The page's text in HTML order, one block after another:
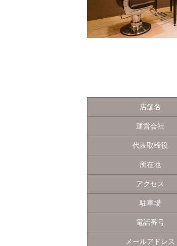
店舗名
運営会社
代表取締役
所在地
アクセス
駐車場
電話番号
メールアドレス